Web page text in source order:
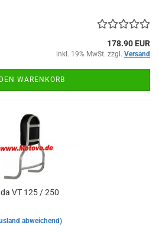
178.90 EUR
inkl. 19% MwSt. zzgl. Versand
WARENKORB
VT 125 / 250
abweichend)